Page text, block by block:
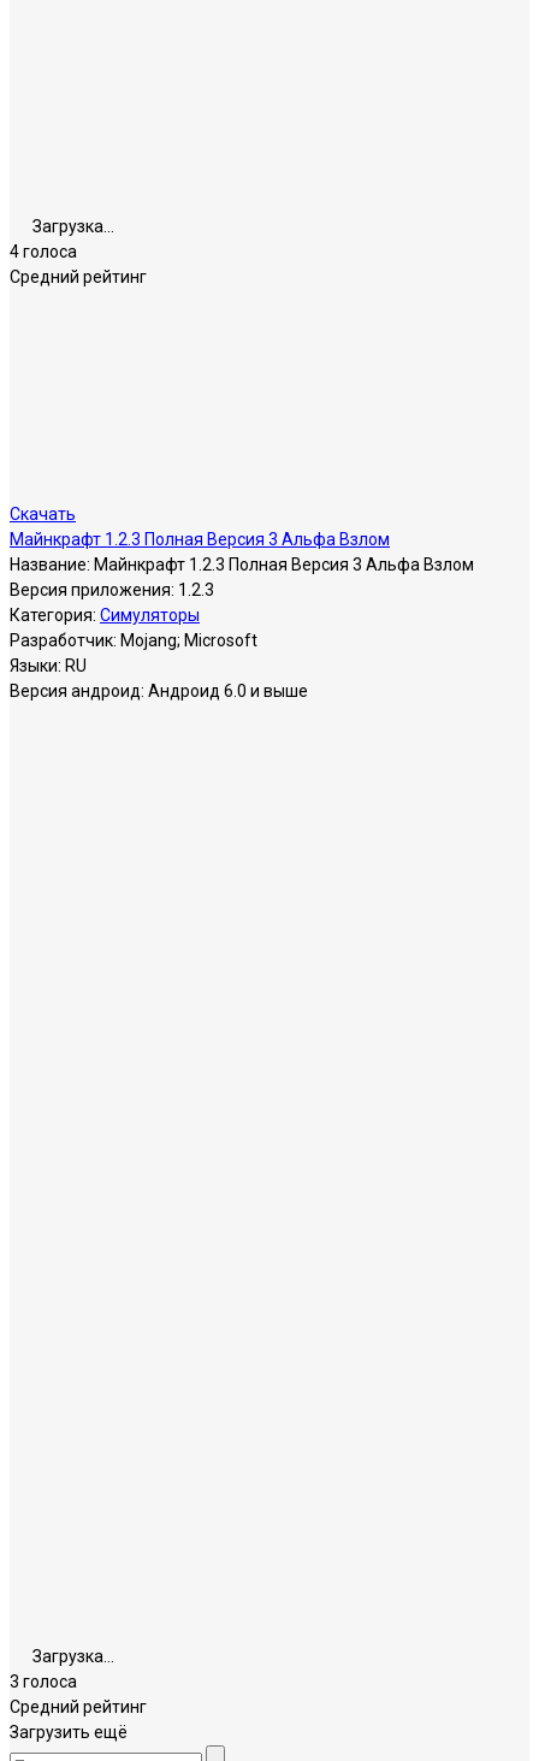
Загрузка...
4 голоса
Средний рейтинг
Скачать
Майнкрафт 1.2.3 Полная Версия 3 Альфа Взлом
Название: Майнкрафт 1.2.3 Полная Версия 3 Альфа Взлом
Версия приложения: 1.2.3
Категория: Симуляторы
Разработчик: Mojang; Microsoft
Языки: RU
Версия андроид: Андроид 6.0 и выше
Загрузка...
3 голоса
Средний рейтинг
Загрузить ещё